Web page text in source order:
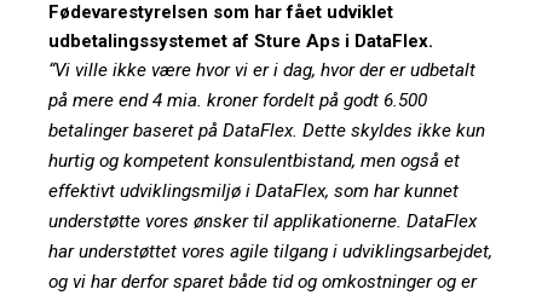
Fødevarestyrelsen som har fået udviklet
udbetalingssystemet af Sture Aps i DataFlex.
“Vi ville ikke være hvor vi er i dag, hvor der er udbetalt
på mere end 4 mia. kroner fordelt på godt 6.500
betalinger baseret på DataFlex. Dette skyldes ikke kun
hurtig og kompetent konsulentbistand, men også et
effektivt udviklingsmiljø i DataFlex, som har kunnet
understøtte vores ønsker til applikationerne. DataFlex
har understøttet vores agile tilgang i udviklingsarbejdet,
og vi har derfor sparet både tid og omkostninger og er